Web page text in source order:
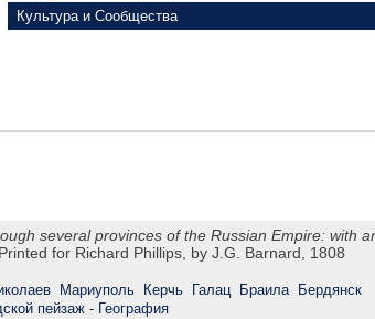
several provinces of the Russian Empire: with
for Richard Phillips, by J.G. Barnard, 1808
Мариуполь Керчь Галац Браила
Бердянск
пейзаж - География